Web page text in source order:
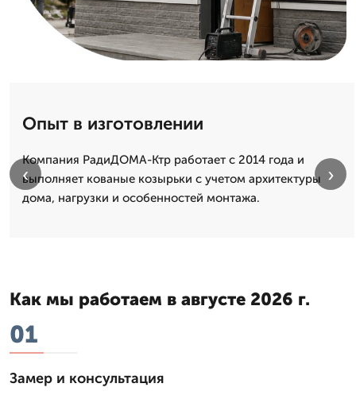
Опыт в изготовлении
Компания РадиДОМА-Ктр работает с 2014 года и
выполняет кованые козырьки с учетом архитектуры
дома, нагрузки и особенностей монтажа.
‹ ›
Как мы работаем в августе 2026 г.
01
Замер и консультация